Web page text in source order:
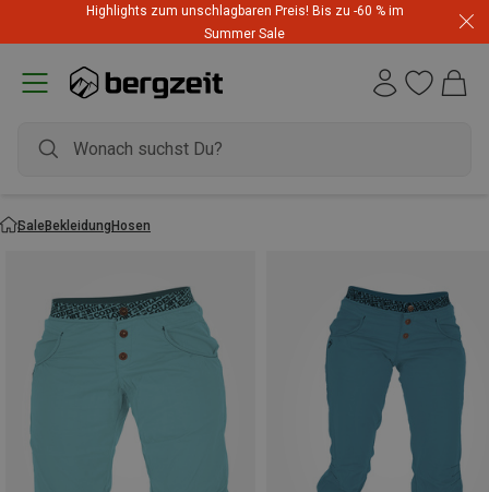
Highlights zum unschlagbaren Preis! Bis zu -60 % im
Summer Sale
SaleBekleidungHosen